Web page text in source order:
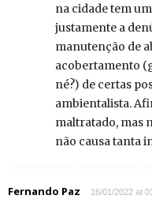
na cidade tem
justamente a
manutenção de
acobertamento
né?) de certas
ambientalista.
maltratado, mas
não causa tanta
Fernando Paz 16/01/2022 at